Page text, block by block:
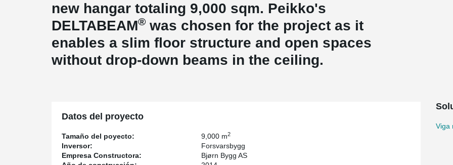
new hangar totaling 9,000 sqm. Peikko's
DELTABEAM® was chosen for the project as it
enables a slim floor structure and open spaces
without drop-down beams in the ceiling.
Datos del proyecto
Tamaño del poyecto: 9,000 m2
Inversor:
Forsvarsbygg
Empresa Constructora:
Bjørn Bygg AS
Viga